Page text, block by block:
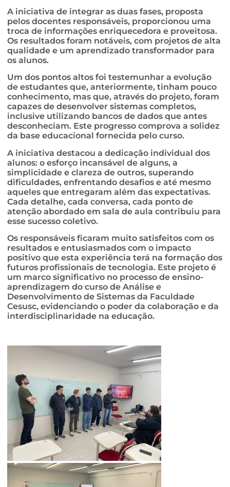
A iniciativa de integrar as duas fases, proposta
pelos docentes responsáveis, proporcionou uma
troca de informações enriquecedora e proveitosa.
Os resultados foram notáveis, com projetos de alta
qualidade e um aprendizado transformador para
os alunos.
Um dos pontos altos foi testemunhar a evolução
de estudantes que, anteriormente, tinham pouco
conhecimento, mas que, através do projeto, foram
capazes de desenvolver sistemas completos,
inclusive utilizando bancos de dados que antes
desconheciam. Este progresso comprova a solidez
da base educacional fornecida pelo curso.
A iniciativa destacou a dedicação individual dos
alunos: o esforço incansável de alguns, a
simplicidade e clareza de outros, superando
dificuldades, enfrentando desafios e até mesmo
aqueles que entregaram além das expectativas.
Cada detalhe, cada conversa, cada ponto de
atenção abordado em sala de aula contribuiu para
esse sucesso coletivo.
Os responsáveis ficaram muito satisfeitos com os
resultados e entusiasmados com o impacto
positivo que esta experiência terá na formação dos
futuros profissionais de tecnologia. Este projeto é
um marco significativo no processo de ensino-
aprendizagem do curso de Análise e
Desenvolvimento de Sistemas da Faculdade
Cesusc, evidenciando o poder da colaboração e da
interdisciplinaridade na educação.